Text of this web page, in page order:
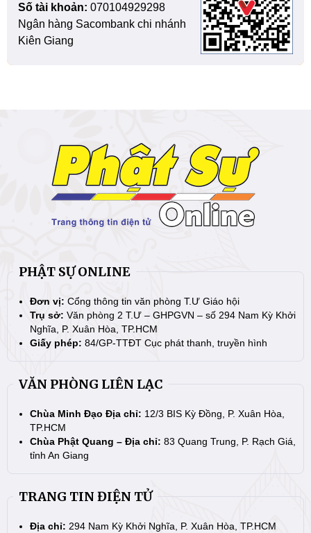
Số tài khoản: 070104929298
Ngân hàng Sacombank chi nhánh
Kiên Giang
PHẬT SỰ ONLINE
Đơn vị: Cổng thông tin văn phòng T.Ư Giáo hội
Trụ sở: Văn phòng 2 T.Ư – GHPGVN – số 294 Nam Kỳ Khởi
Nghĩa, P. Xuân Hòa, TP.HCM
Giấy phép: 84/GP-TTĐT Cục phát thanh, truyền hình
VĂN PHÒNG LIÊN LẠC
Chùa Minh Đạo Địa chỉ: 12/3 BIS Kỳ Đồng, P. Xuân Hòa,
TP.HCM
Chùa Phật Quang – Địa chỉ: 83 Quang Trung, P. Rạch Giá,
tỉnh An Giang
TRANG TIN ĐIỆN TỬ
Địa chỉ: 294 Nam Kỳ Khởi Nghĩa, P. Xuân Hòa, TP.HCM